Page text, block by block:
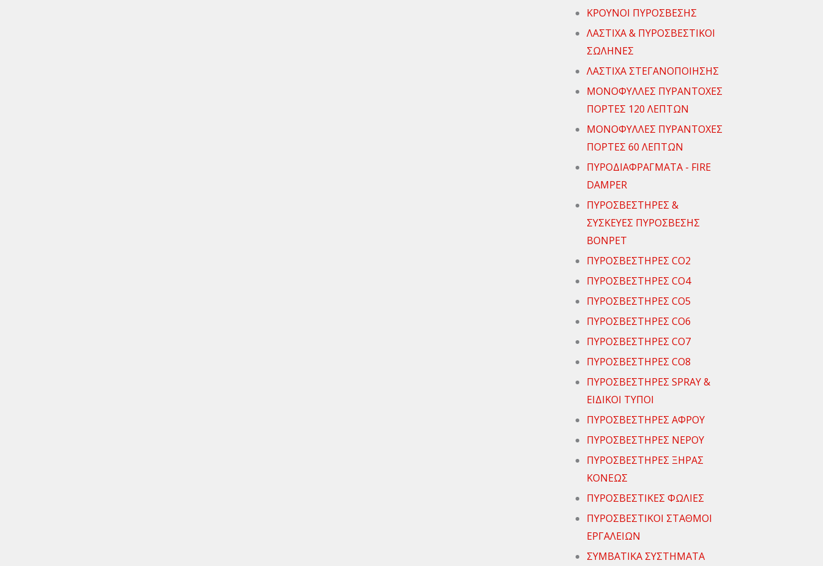
ΚΡΟΥΝΟΙ ΠΥΡΟΣΒΕΣΗΣ
ΛΑΣΤΙΧΑ & ΠΥΡΟΣΒΕΣΤΙΚΟΙ
ΣΩΛΗΝΕΣ
ΛΑΣΤΙΧΑ ΣΤΕΓΑΝΟΠΟΙΗΣΗΣ
ΜΟΝΟΦΥΛΛΕΣ ΠΥΡΑΝΤΟΧΕΣ
ΠΟΡΤΕΣ 120 ΛΕΠΤΩΝ
ΜΟΝΟΦΥΛΛΕΣ ΠΥΡΑΝΤΟΧΕΣ
ΠΟΡΤΕΣ 60 ΛΕΠΤΩΝ
ΠΥΡΟΔΙΑΦΡΑΓΜΑΤΑ - FIRE
DAMPER
ΠΥΡΟΣΒΕΣΤΗΡΕΣ &
ΣΥΣΚΕΥΕΣ ΠΥΡΟΣΒΕΣΗΣ
ΒΟΝΡΕΤ
ΠΥΡΟΣΒΕΣΤΗΡΕΣ CO2
ΠΥΡΟΣΒΕΣΤΗΡΕΣ CO4
ΠΥΡΟΣΒΕΣΤΗΡΕΣ CO5
ΠΥΡΟΣΒΕΣΤΗΡΕΣ CO6
ΠΥΡΟΣΒΕΣΤΗΡΕΣ CO7
ΠΥΡΟΣΒΕΣΤΗΡΕΣ CO8
ΠΥΡΟΣΒΕΣΤΗΡΕΣ SPRAY &
ΕΙΔΙΚΟΙ ΤΥΠΟΙ
ΠΥΡΟΣΒΕΣΤΗΡΕΣ ΑΦΡΟΥ
ΠΥΡΟΣΒΕΣΤΗΡΕΣ ΝΕΡΟΥ
ΠΥΡΟΣΒΕΣΤΗΡΕΣ ΞΗΡΑΣ
ΚΟΝΕΩΣ
ΠΥΡΟΣΒΕΣΤΙΚΕΣ ΦΩΛΙΕΣ
ΠΥΡΟΣΒΕΣΤΙΚΟΙ ΣΤΑΘΜΟΙ
ΕΡΓΑΛΕΙΩΝ
ΣΥΜΒΑΤΙΚΑ ΣΥΣΤΗΜΑΤΑ